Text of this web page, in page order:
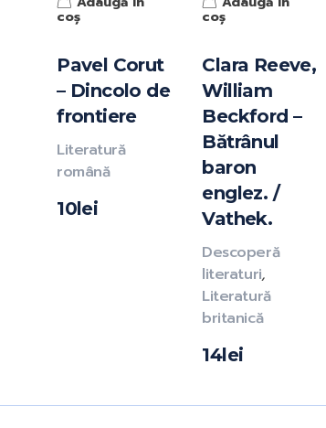
Pavel Corut
– Dincolo de
frontiere
10lei
Literatură
română
coș
Clara Reeve,
William
Beckford –
Bătrânul
baron
englez. /
Vathek.
14lei
Descoperă
literaturi,
Literatură
britanică
coș